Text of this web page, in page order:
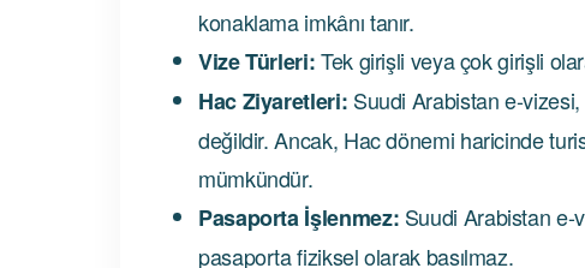
konaklama imkânı tanır.
Vize Türleri:Tek girişli veya çok girişli
Hac Ziyaretleri: Suudi Arabistan e-
değildir. Ancak, Hac dönemi haricinde
mümkündür.
Pasaporta İşlenmez: Suudi Arabistan e-
pasaporta fiziksel olarak basılmaz.